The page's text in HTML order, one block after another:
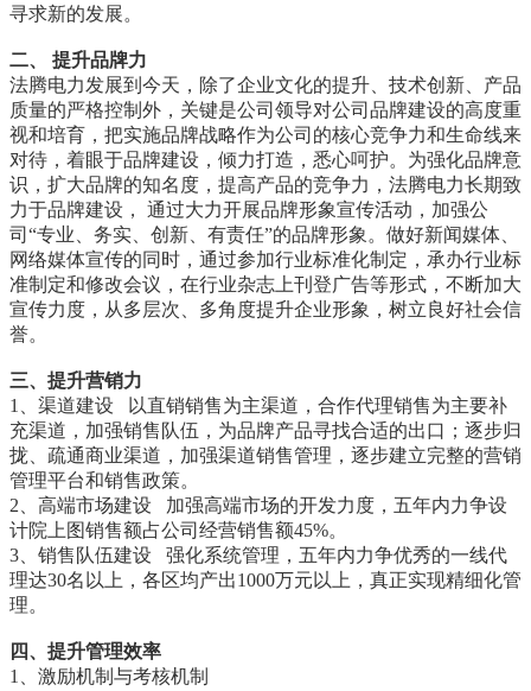
寻求新的发展。
二、 提升品牌力
法腾电力发展到今天，除了企业文化的提升、技术创新、产品
质量的严格控制外，关键是公司领导对公司品牌建设的高度重
视和培育，把实施品牌战略作为公司的核心竞争力和生命线来
对待，着眼于品牌建设，倾力打造，悉心呵护。为强化品牌意
识，扩大品牌的知名度，提高产品的竞争力，法腾电力长期致
力于品牌建设， 通过大力开展品牌形象宣传活动，加强公
司“专业、务实、创新、有责任”的品牌形象。做好新闻媒体、
网络媒体宣传的同时，通过参加行业标准化制定，承办行业标
准制定和修改会议，在行业杂志上刊登广告等形式，不断加大
宣传力度，从多层次、多角度提升企业形象，树立良好社会信
誉。
三、提升营销力
1、渠道建设 以直销销售为主渠道，合作代理销售为主要补
充渠道，加强销售队伍，为品牌产品寻找合适的出口；逐步归
拢、疏通商业渠道，加强渠道销售管理，逐步建立完整的营销
管理平台和销售政策。
2、高端市场建设 加强高端市场的开发力度，五年内力争设
计院上图销售额占公司经营销售额45%。
3、销售队伍建设 强化系统管理，五年内力争优秀的一线代
理达30名以上，各区均产出1000万元以上，真正实现精细化管
理。
四、提升管理效率
1、激励机制与考核机制